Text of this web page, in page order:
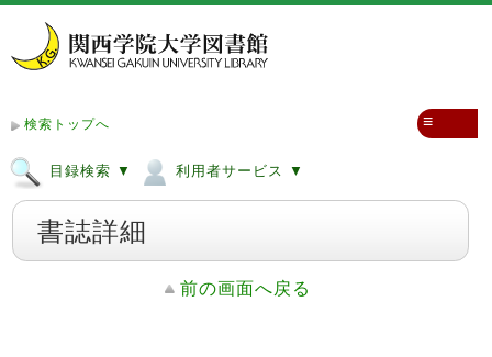
検索トップへ
目録検索 ▼ 利用者サービス ▼
≡
書誌詳細
前の画面へ戻る